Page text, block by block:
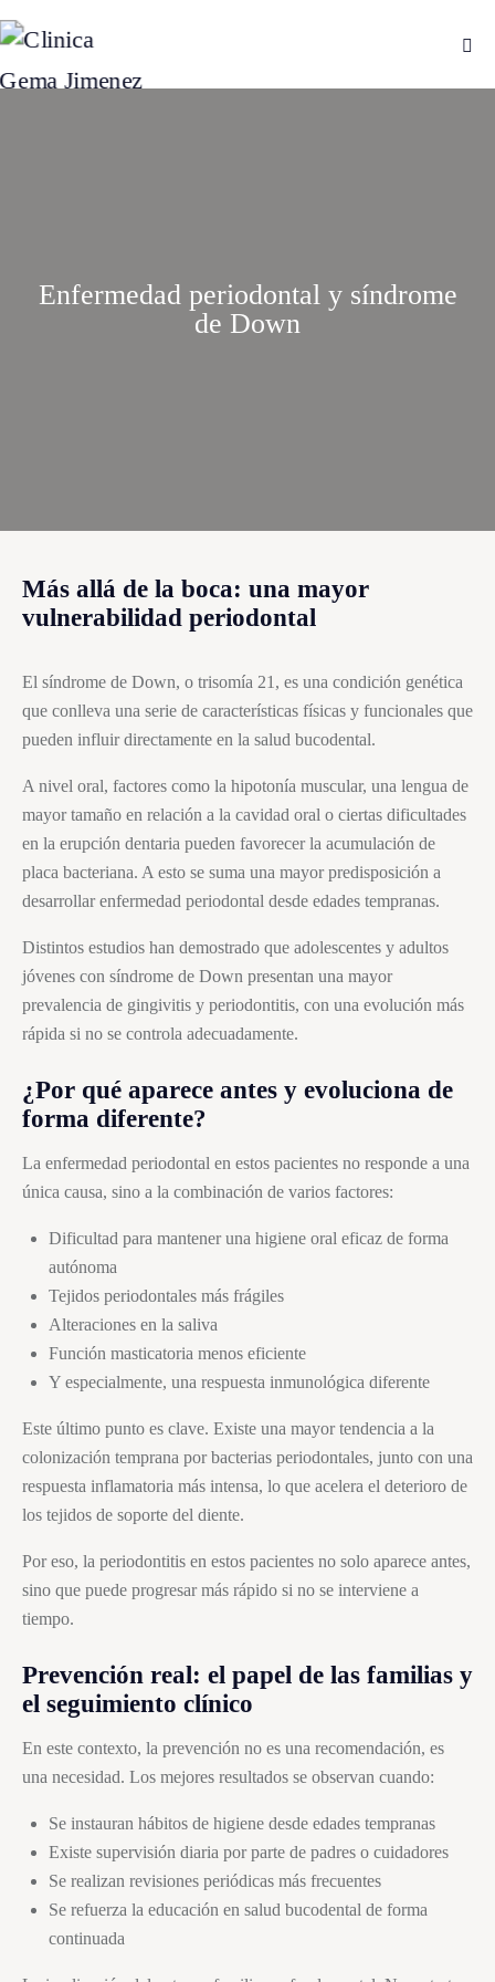
Enfermedad periodontal y síndrome
de Down
Más allá de la boca: una mayor
vulnerabilidad periodontal
El síndrome de Down, o trisomía 21, es una condición genética
que conlleva una serie de características físicas y funcionales que
pueden influir directamente en la salud bucodental.
A nivel oral, factores como la hipotonía muscular, una lengua de
mayor tamaño en relación a la cavidad oral o ciertas dificultades
en la erupción dentaria pueden favorecer la acumulación de
placa bacteriana. A esto se suma una mayor predisposición a
desarrollar enfermedad periodontal desde edades tempranas.
Distintos estudios han demostrado que adolescentes y adultos
jóvenes con síndrome de Down presentan una mayor
prevalencia de gingivitis y periodontitis, con una evolución más
rápida si no se controla adecuadamente.
¿Por qué aparece antes y evoluciona de
forma diferente?
La enfermedad periodontal en estos pacientes no responde a una
única causa, sino a la combinación de varios factores:
Dificultad para mantener una higiene oral eficaz de forma
autónoma
Tejidos periodontales más frágiles
Alteraciones en la saliva
Función masticatoria menos eficiente
Y especialmente, una respuesta inmunológica diferente
Este último punto es clave. Existe una mayor tendencia a la
colonización temprana por bacterias periodontales, junto con una
respuesta inflamatoria más intensa, lo que acelera el deterioro de
los tejidos de soporte del diente.
Por eso, la periodontitis en estos pacientes no solo aparece antes,
sino que puede progresar más rápido si no se interviene a
tiempo.
Prevención real: el papel de las familias y
el seguimiento clínico
En este contexto, la prevención no es una recomendación, es
una necesidad. Los mejores resultados se observan cuando:
Se instauran hábitos de higiene desde edades tempranas
Existe supervisión diaria por parte de padres o cuidadores
Se realizan revisiones periódicas más frecuentes
Se refuerza la educación en salud bucodental de forma
continuada